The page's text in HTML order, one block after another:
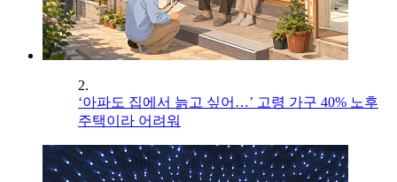
2.
‘아파도 집에서 늙고 싶어…’ 고령 가구 40% 노후
주택이라 어려워